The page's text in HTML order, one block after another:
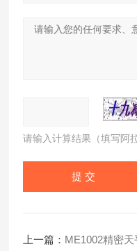
请输入计算结果（填写阿
上一篇： ME1002精密天